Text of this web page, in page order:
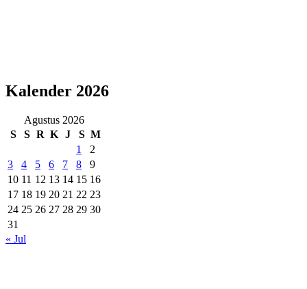
Kalender 2026
Agustus 2026
S
S R K J S M
1
2
3
4 5 6 7 8
9
10 11 12 13 14 15 16
17 18 19 20 21 22 23
24 25 26 27 28 29 30
31
« Jul